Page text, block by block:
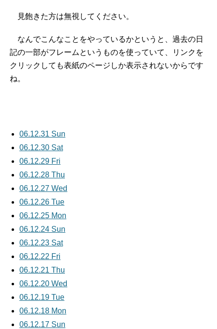
見飽きた方は無視してください。
なんでこんなことをやっているかというと、過去の日
記の一部がフレームというものを使っていて、リンクを
クリックしても表紙のページしか表示されないからです
ね。
06.12.31 Sun
06.12.30 Sat
06.12.29 Fri
06.12.28 Thu
06.12.27 Wed
06.12.26 Tue
06.12.25 Mon
06.12.24 Sun
06.12.23 Sat
06.12.22 Fri
06.12.21 Thu
06.12.20 Wed
06.12.19 Tue
06.12.18 Mon
06.12.17 Sun